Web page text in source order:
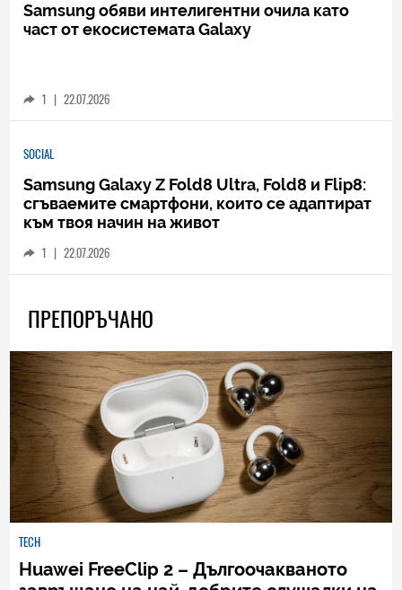
Samsung обяви интелигентни очила като
част от екосистемата Galaxy
1 | 22.07.2026
SOCIAL
Samsung Galaxy Z Fold8 Ultra, Fold8 и Flip8:
сгъваемите смартфони, които се адаптират
към твоя начин на живот
1 | 22.07.2026
ПРЕПОРЪЧАНО
TECH
Huawei FreeClip 2 – Дългоочакваното